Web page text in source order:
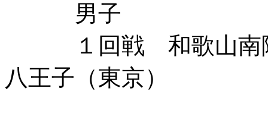
男子
１回戦 和歌山南陵
八王子（東京）